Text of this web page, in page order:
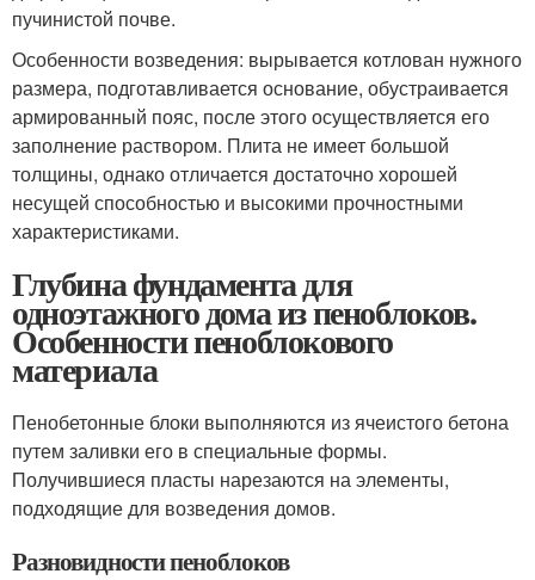
пучинистой почве.
Особенности возведения: вырывается котлован нужного
размера, подготавливается основание, обустраивается
армированный пояс, после этого осуществляется его
заполнение раствором. Плита не имеет большой
толщины, однако отличается достаточно хорошей
несущей способностью и высокими прочностными
характеристиками.
Глубина фундамента для
одноэтажного дома из пеноблоков.
Особенности пеноблокового
материала
Пенобетонные блоки выполняются из ячеистого бетона
путем заливки его в специальные формы.
Получившиеся пласты нарезаются на элементы,
подходящие для возведения домов.
Разновидности пеноблоков